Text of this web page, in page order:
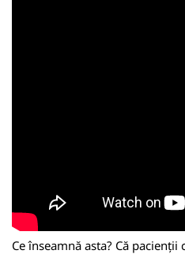
Ce înseamnă asta? Că